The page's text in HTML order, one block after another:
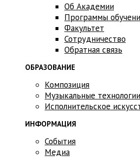
Об Академии
Программы
Факультет
Сотрудничество
Обратная связь
ОБРАЗОВАНИЕ
Композиция
Музыкальные технологии
Исполнительское
ИНФОРМАЦИЯ
События
Медиа